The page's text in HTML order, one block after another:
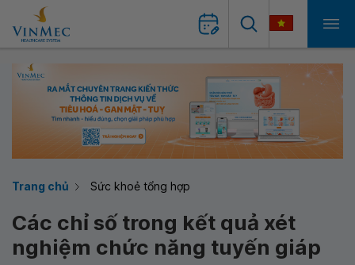
Trang chủ Sức khoẻ tổng hợp
Các chỉ số trong kết quả xét
nghiệm chức năng tuyến giáp